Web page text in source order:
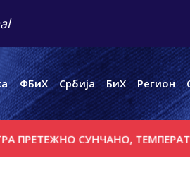
ФБиХ Србија БиХ Регион
СУНЧАНО, ТЕМПЕРАТУРА